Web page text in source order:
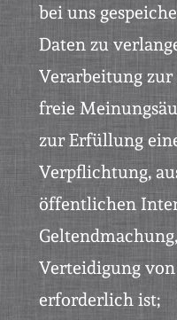
bei uns
Daten zu
Verarbeitung zur
freie
zur Erfüllung
Verpflichtung,
öffentlichen
Verteidigung
erforderlich ist;